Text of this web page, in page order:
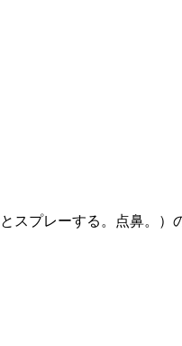
スプレーする。点鼻。）